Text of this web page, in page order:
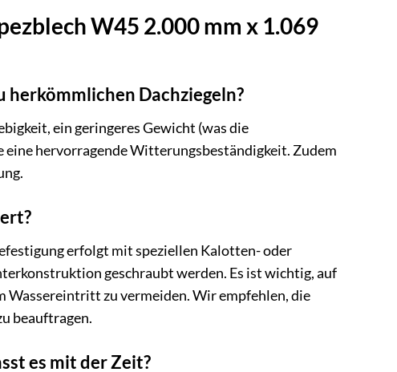
W45 2.000 mm x 1.069
herkömmlichen Dachziegeln?
ein geringeres Gewicht (was die
hervorragende Witterungsbeständigkeit. Zudem
erfolgt mit speziellen Kalotten- oder
geschraubt werden. Es ist wichtig, auf
Wassereintritt zu vermeiden. Wir empfehlen, die
beauftragen.
es mit der Zeit?